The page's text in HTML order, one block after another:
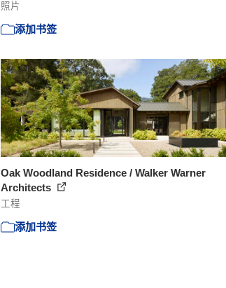
照片
添加书签
Oak Woodland Residence / Walker Warner
Architects
工程
添加书签